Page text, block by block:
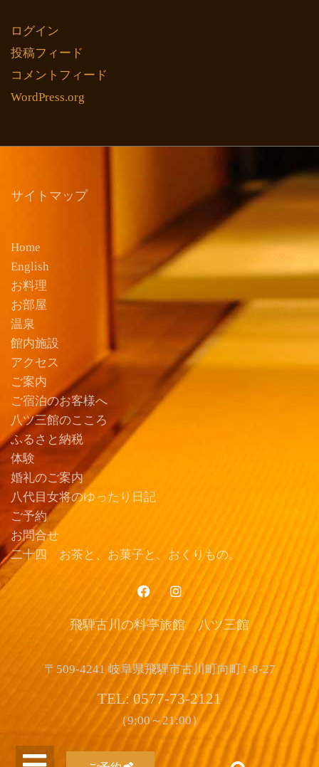
ログイン
投稿フィード
コメントフィード
WordPress.org
サイトマップ
Home
English
お料理
お部屋
温泉
館内施設
アクセス
ご案内
ご宿泊のお客様へ
八ツ三館のこころ
ふるさと納税
体験
婚礼のご案内
八代目女将のゆったり日記
ご予約
お問合せ
二十四 お茶と、お菓子と、おくりもの。
飛騨古川の料亭旅館 八ツ三館
〒509-4241 岐阜県飛騨市古川町向町1-8-27
TEL: 0577-73-2121
（9:00～21:00）